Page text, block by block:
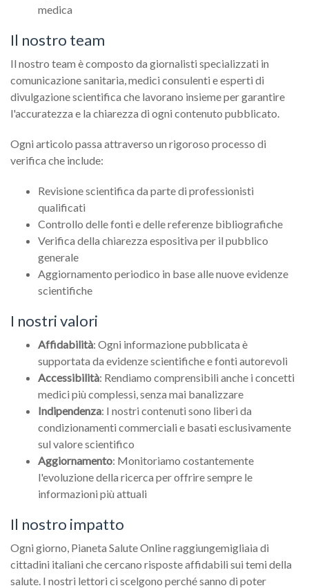
medica
Il nostro team
Il nostro team è composto da giornalisti specializzati in
comunicazione sanitaria, medici consulenti e esperti di
divulgazione scientifica che lavorano insieme per garantire
l'accuratezza e la chiarezza di ogni contenuto pubblicato.
Ogni articolo passa attraverso un rigoroso processo di
verifica che include:
Revisione scientifica da parte di professionisti
qualificati
Controllo delle fonti e delle referenze bibliografiche
Verifica della chiarezza espositiva per il pubblico
generale
Aggiornamento periodico in base alle nuove evidenze
scientifiche
I nostri valori
Affidabilità: Ogni informazione pubblicata è
supportata da evidenze scientifiche e fonti autorevoli
Accessibilità: Rendiamo comprensibili anche i concetti
medici più complessi, senza mai banalizzare
Indipendenza: I nostri contenuti sono liberi da
condizionamenti commerciali e basati esclusivamente
sul valore scientifico
Aggiornamento: Monitoriamo costantemente
l'evoluzione della ricerca per offrire sempre le
informazioni più attuali
Il nostro impatto
Ogni giorno, Pianeta Salute Online raggiungemigliaia di
cittadini italiani che cercano risposte affidabili sui temi della
salute. I nostri lettori ci scelgono perché sanno di poter